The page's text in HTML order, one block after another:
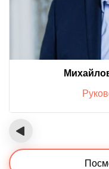
‹